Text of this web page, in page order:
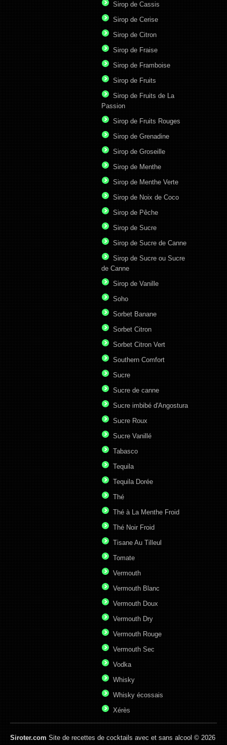
Sirop de Cassis
Sirop de Cerise
Sirop de Citron
Sirop de Fraise
Sirop de Framboise
Sirop de Fruits
Sirop de Fruits de La
Passion
Sirop de Fruits Rouges
Sirop de Grenadine
Sirop de Groseille
Sirop de Menthe
Sirop de Menthe Verte
Sirop de Noix de Coco
Sirop de Pêche
Sirop de Sucre
Sirop de Sucre de Canne
Sirop de Sucre ou Sucre
de Canne
Sirop de Vanille
Soho
Sorbet Banane
Sorbet Citron
Sorbet Citron Vert
Southern Comfort
Sucre
Sucre de canne
Sucre imbibé d'Angostura
Sucre Roux
Sucre Vanillé
Tabasco
Tequila
Tequila Dorée
Thé
Thé à La Menthe Froid
Thé Noir Froid
Tisane Au Tilleul
Tomate
Vermouth
Vermouth Blanc
Vermouth Doux
Vermouth Dry
Vermouth Rouge
Vermouth Sec
Vodka
Whisky
Whisky écossais
Xérès
Siroter.comSite de recettes de cocktails avec et sans alcool © 2026